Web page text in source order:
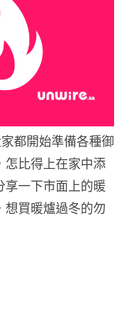
都開始準備各種御
怎比得上在家中添
享一下市面上的暖
想買暖爐過冬的勿